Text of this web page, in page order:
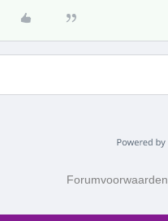
Forumvoorwaarden